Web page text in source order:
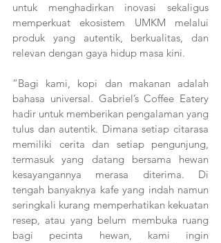
untuk menghadirkan inovasi sekaligus
memperkuat ekosistem UMKM melalui
produk yang autentik, berkualitas, dan
relevan dengan gaya hidup masa kini.
“Bagi kami, kopi dan makanan adalah
bahasa universal. Gabriel’s Coffee Eatery
hadir untuk memberikan pengalaman yang
tulus dan autentik. Dimana setiap citarasa
memiliki cerita dan setiap pengunjung,
termasuk yang datang bersama hewan
kesayangannya merasa diterima. Di
tengah banyaknya kafe yang indah namun
seringkali kurang memperhatikan kekuatan
resep, atau yang belum membuka ruang
bagi pecinta hewan, kami ingin